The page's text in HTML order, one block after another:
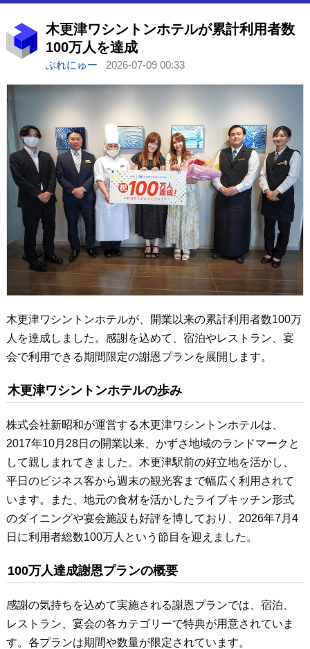
木更津ワシントンホテルが累計利用者数
100万人を達成
ぷれにゅー 2026-07-09 00:33
木更津ワシントンホテルが、開業以来の累計利用者数100万
人を達成しました。感謝を込めて、宿泊やレストラン、宴
会で利用できる期間限定の謝恩プランを展開します。
木更津ワシントンホテルの歩み
株式会社新昭和が運営する木更津ワシントンホテルは、
2017年10月28日の開業以来、かずさ地域のランドマークと
して親しまれてきました。木更津駅前の好立地を活かし、
平日のビジネス客から週末の観光客まで幅広く利用されて
います。また、地元の食材を活かしたライブキッチン形式
のダイニングや宴会施設も好評を博しており、2026年7月4
日に利用者総数100万人という節目を迎えました。
100万人達成謝恩プランの概要
感謝の気持ちを込めて実施される謝恩プランでは、宿泊、
レストラン、宴会の各カテゴリーで特典が用意されていま
す。各プランは期間や数量が限定されています。